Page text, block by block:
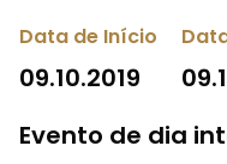
Data de Início
09.10.2019
Evento de dia